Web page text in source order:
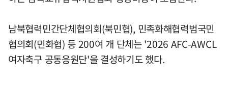
남북협력민간단체협의회(북민협), 민족화해협력범국민
협의회(민화협) 등 200여 개 단체는 '2026 AFC-AWCL
여자축구 공동응원단'을 결성하기도 했다.